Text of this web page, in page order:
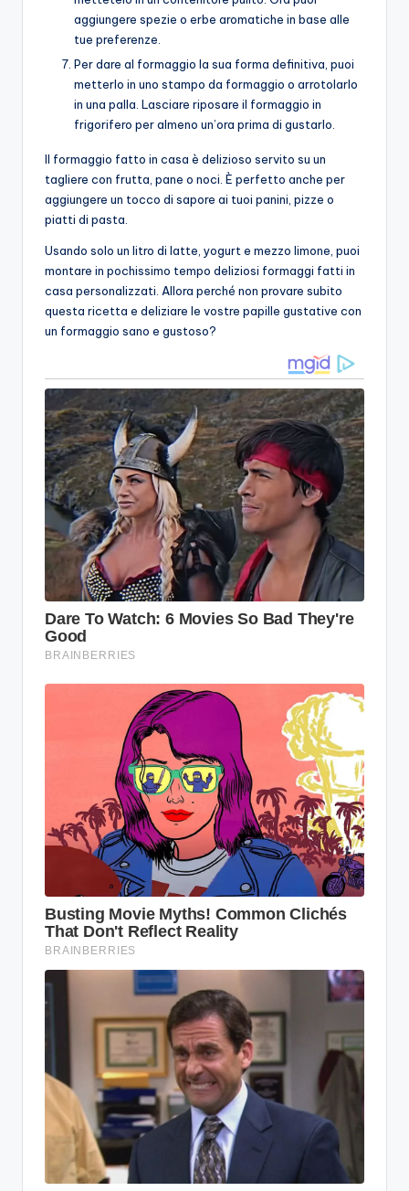
aggiungere spezie o erbe aromatiche in base alle
tue preferenze.
Per dare al formaggio la sua forma definitiva, puoi
metterlo in uno stampo da formaggio o arrotolarlo
in una palla. Lasciare riposare il formaggio in
frigorifero per almeno un’ora prima di gustarlo.
Il formaggio fatto in casa è delizioso servito su un
tagliere con frutta, pane o noci. È perfetto anche per
aggiungere un tocco di sapore ai tuoi panini, pizze o
piatti di pasta.
Usando solo un litro di latte, yogurt e mezzo limone, puoi
montare in pochissimo tempo deliziosi formaggi fatti in
casa personalizzati. Allora perché non provare subito
questa ricetta e deliziare le vostre papille gustative con
un formaggio sano e gustoso?